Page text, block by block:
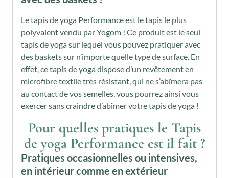
Le tapis de yoga Performance est le tapis le plus
polyvalent vendu par Yogom ! Ce produit est le seul
tapis de yoga sur lequel vous pouvez pratiquer avec
des baskets sur n’importe quelle type de surface. En
effet, ce tapis de yoga dispose d’un revêtement en
microfibre textile très résistant, qui ne s’abîmera pas
au contact de vos semelles, vous pourrez ainsi vous
exercer sans craindre d’abîmer votre tapis de yoga !
Pour quelles pratiques le Tapis
de yoga Performance est il fait ?
Pratiques occasionnelles ou intensives,
en intérieur comme en extérieur